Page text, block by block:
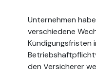
Unternehmen
verschiedene
Kündigungsfristen
den Versicherer